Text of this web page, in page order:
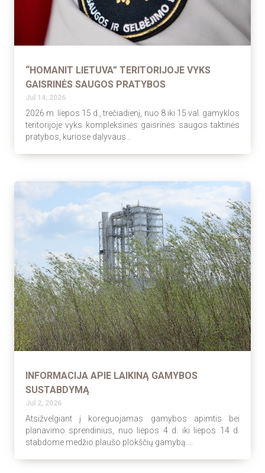
“HOMANIT LIETUVA” TERITORIJOJE VYKS
GAISRINĖS SAUGOS PRATYBOS
Jul 14, 2026
2026 m. liepos 15 d., trečiadienį, nuo 8 iki 15 val. gamyklos
teritorijoje vyks kompleksinės gaisrinės saugos taktinės
pratybos, kuriose dalyvaus...
INFORMACIJA APIE LAIKINĄ GAMYBOS
SUSTABDYMĄ
Jul 2, 2026
Atsižvelgiant į koreguojamas gamybos apimtis bei
planavimo sprendinius, nuo liepos 4 d. iki liepos 14 d.
stabdome medžio plaušo plokščių gamybą....